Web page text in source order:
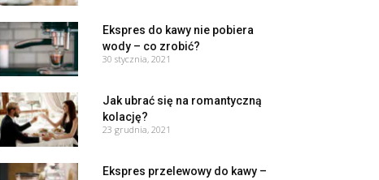
Ekspres do kawy nie pobiera
wody – co zrobić?
30 stycznia, 2021
Jak ubrać się na romantyczną
kolację?
23 grudnia, 2021
Ekspres przelewowy do kawy –